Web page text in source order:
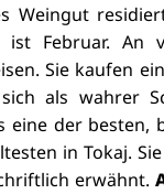
Weingut
Februar. An
Sie kaufen
als wahrer
der besten,
in Tokaj.
erwähnt.